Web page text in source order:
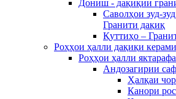
Дониш - дақиқии
Саволҳои зуд-
Гранити дақиқ
Қуттиҳо –
Роҳҳои ҳалли дақиқи
Роҳҳои ҳалли
Андозагирии
Ҳалқаи
Канори